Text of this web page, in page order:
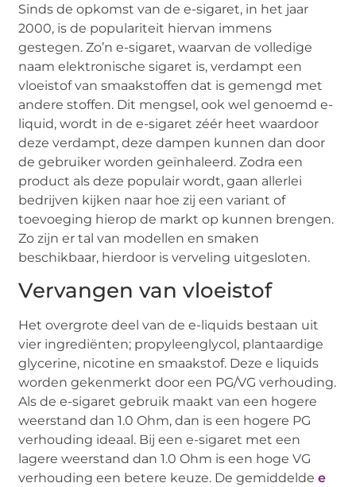
Sinds de opkomst van de e-sigaret, in het jaar
2000, is de populariteit hiervan immens
gestegen. Zo’n e-sigaret, waarvan de volledige
naam elektronische sigaret is, verdampt een
vloeistof van smaakstoffen dat is gemengd met
andere stoffen. Dit mengsel, ook wel genoemd e-
liquid, wordt in de e-sigaret zéér heet waardoor
deze verdampt, deze dampen kunnen dan door
de gebruiker worden geïnhaleerd. Zodra een
product als deze populair wordt, gaan allerlei
bedrijven kijken naar hoe zij een variant of
toevoeging hierop de markt op kunnen brengen.
Zo zijn er tal van modellen en smaken
beschikbaar, hierdoor is verveling uitgesloten.
Vervangen van vloeistof
Het overgrote deel van de e-liquids bestaan uit
vier ingrediënten; propyleenglycol, plantaardige
glycerine, nicotine en smaakstof. Deze e liquids
worden gekenmerkt door een PG/VG verhouding.
Als de e-sigaret gebruik maakt van een hogere
weerstand dan 1.0 Ohm, dan is een hogere PG
verhouding ideaal. Bij een e-sigaret met een
lagere weerstand dan 1.0 Ohm is een hoge VG
verhouding een betere keuze. De gemiddeldee